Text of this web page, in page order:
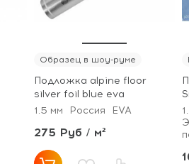
Образец в шоу-руме
Подложка alpine floor
silver foil blue eva
1.5 мм
Россия EVA
275 Руб / м²